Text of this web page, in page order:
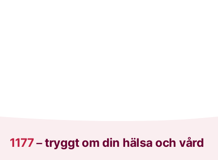
1177–tryggt om din hälsa och vård